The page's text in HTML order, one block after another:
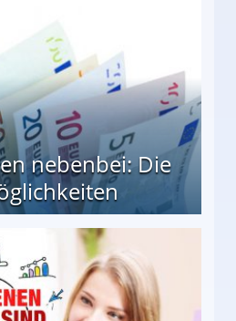
nebenbei: Die